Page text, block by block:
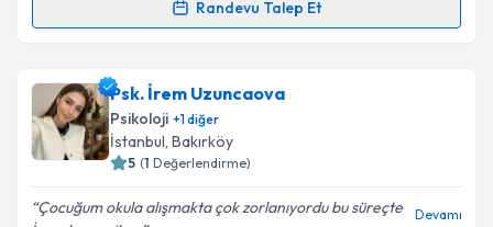
Randevu Talep Et
Randevu Takvimi Talebi
Psk. Hilal Erva Ergüniçin randevu takvimi talebi
oluşturun. Size bu uzmandan randevu almanız için bir
takvim hazırlandığında e-posta ile bilgilendireceğiz.
Psk. İrem Uzuncaova
Psikoloji +1diğer
İstanbul, Bakırköy
5 (1 Değerlendirme)
Çocuğum okula alışmakta çok zorlanıyordu bu süreçte
Devamı